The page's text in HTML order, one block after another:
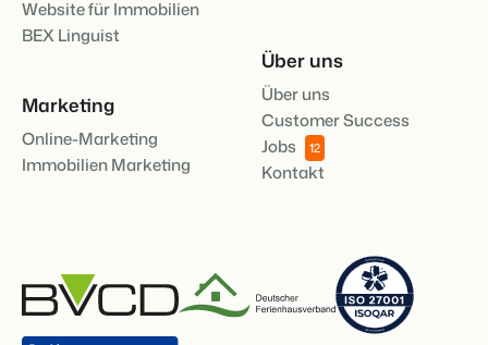
Website für Immobilien
BEX Linguist
Marketing
Online-Marketing
Immobilien Marketing
Über uns
Über uns
Customer Success
Jobs
12
Kontakt